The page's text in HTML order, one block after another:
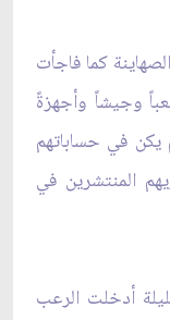
كما فاجأت
وجيشاً وأجهزةً
يكن في حساباتهم
المنتشرين في
أدخلت الرعب